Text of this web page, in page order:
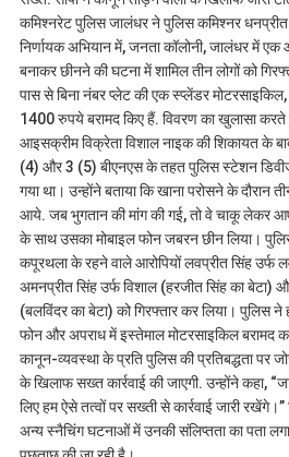
कमिश्नरेट पुलिस जालंधर ने पुलिस कमिश्नर
निर्णायक अभियान में, जनता कॉलोनी, जालंधर में एक
बनाकर छीनने की घटना में शामिल तीन लोगों को
पास से बिना नंबर प्लेट की एक स्प्लेंडर
1400 रुपये बरामद किए हैं. विवरण का खुलासा करते
आइसक्रीम विक्रेता विशाल नाइक की शिकायत के
(4) और 3 (5) बीएनएस के तहत पुलिस स्टेशन
गया था। उन्होंने बताया कि खाना परोसने के दौरान
आये. जब भुगतान की मांग की गई, तो वे चाकू लेकर
के साथ उसका मोबाइल फोन जबरन छीन लिया।
कपूरथला के रहने वाले आरोपियों लवप्रीत सिंह उर्फ
अमनप्रीत सिंह उर्फ ​​विशाल (हरजीत सिंह का बेटा)
(बलविंदर का बेटा) को गिरफ्तार कर लिया। पुलिस ने
फोन और अपराध में इस्तेमाल मोटरसाइकिल बरामद
कानून-व्यवस्था के प्रति पुलिस की प्रतिबद्धता पर
के खिलाफ सख्त कार्रवाई की जाएगी. उन्होंने कहा,
लिए हम ऐसे तत्वों पर सख्ती से कार्रवाई जारी
अन्य स्नैचिंग घटनाओं में उनकी संलिप्तता का पता